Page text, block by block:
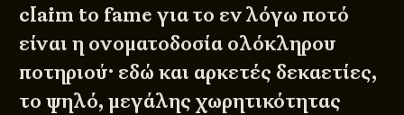
claim to fame για το εν λόγω ποτό
είναι η ονοματοδοσία ολόκληρου
ποτηριού· εδώ και αρκετές δεκαετίες,
το ψηλό, μεγάλης χωρητικότητας